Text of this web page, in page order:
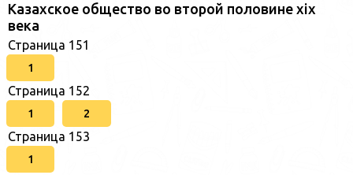
Казахское общество во второй половине хіх
века
Страница 151
1
Страница 152
1 2
Страница 153
1